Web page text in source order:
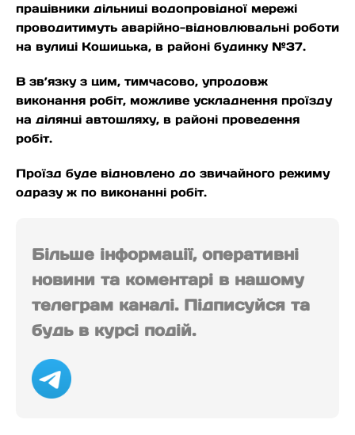
працівники дільниці водопровідної мережі
проводитимуть аварійно-відновлювальні роботи
на вулиці Кошицька, в районі будинку №37.
В зв’язку з цим, тимчасово, упродовж
виконання робіт, можливе ускладнення проїзду
на ділянці автошляху, в районі проведення
робіт.
Проїзд буде відновлено до звичайного режиму
одразу ж по виконанні робіт.
Більше інформації, оперативні
новини та коментарі в нашому
телеграм каналі. Підписуйся та
будь в курсі подій.